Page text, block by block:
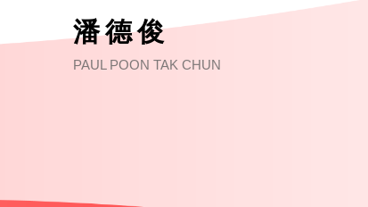
潘德俊
PAUL POON TAK CHUN